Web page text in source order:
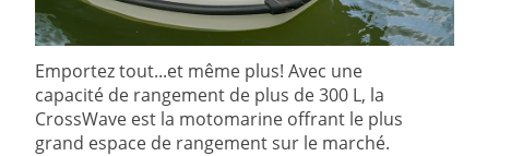
Emportez tout...et même plus! Avec une
capacité de rangement de plus de 300 L, la
CrossWave est la motomarine offrant le plus
grand espace de rangement sur le marché.